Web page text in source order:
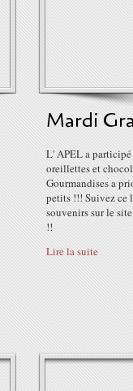
Mardi
L' APEL a
oreillettes et
Gourmandises a
petits !!! Suivez ce
souvenirs sur le
!!
Lire la suite